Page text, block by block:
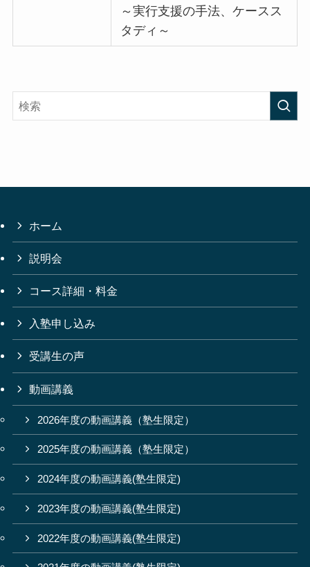
～実行支援の手法、ケースス
タディ～
ホーム
説明会
コース詳細・料金
入塾申し込み
受講生の声
動画講義
2026年度の動画講義（塾生限定）
2025年度の動画講義（塾生限定）
2024年度の動画講義(塾生限定)
2023年度の動画講義(塾生限定)
2022年度の動画講義(塾生限定)